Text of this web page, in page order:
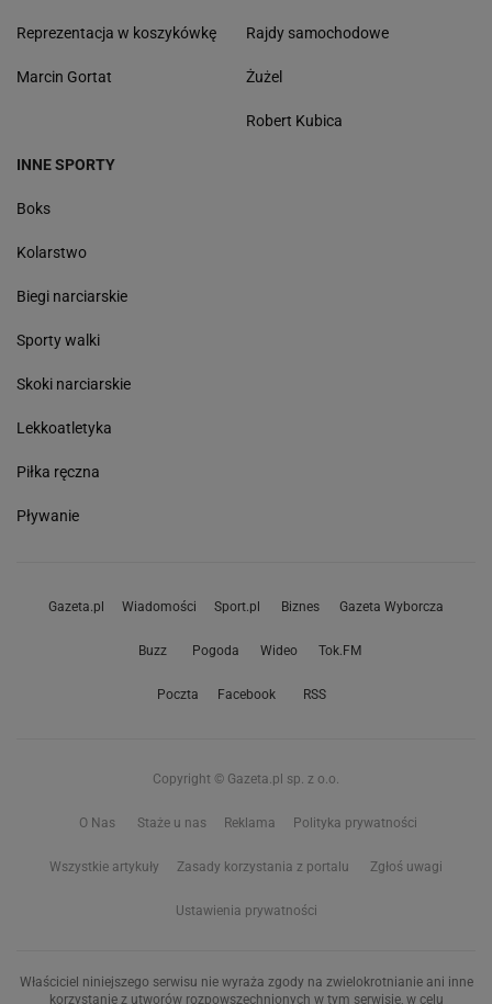
Reprezentacja w koszykówkę
Marcin Gortat
Rajdy samochodowe
Żużel
Robert Kubica
INNE SPORTY
Boks
Kolarstwo
Biegi narciarskie
Sporty walki
Skoki narciarskie
Lekkoatletyka
Piłka ręczna
Pływanie
Gazeta.pl Wiadomości Sport.pl Biznes Gazeta Wyborcza
Buzz Pogoda Wideo Tok.FM
Poczta Facebook RSS
Copyright © Gazeta.pl sp. z o.o.
O Nas Staże u nas Reklama Polityka prywatności
Wszystkie artykuły Zasady korzystania z portalu Zgłoś uwagi
Ustawienia prywatności
Właściciel niniejszego serwisu nie wyraża zgody na zwielokrotnianie ani inne
korzystanie z utworów rozpowszechnionych w tym serwisie, w celu